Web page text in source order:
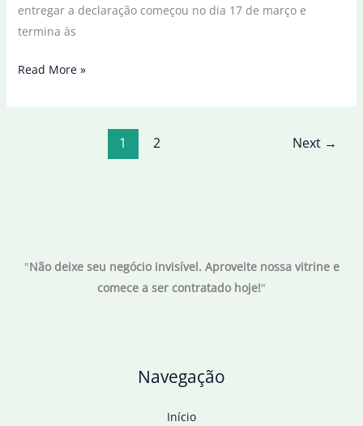
entregar a declaração começou no dia 17 de março e
termina às
Receita
duas
Read More »
1 2 Next →
"Não deixe seu negócio invisível. Aproveite nossa vitrine e
comece a ser contratado hoje!"
Navegação
Início